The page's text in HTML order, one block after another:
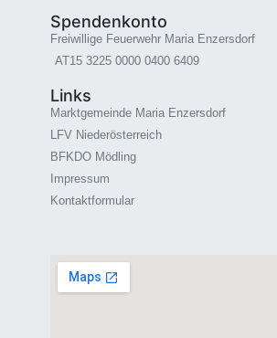
Spendenkonto
Freiwillige Feuerwehr Maria Enzersdorf
AT15 3225 0000 0400 6409
Links
Marktgemeinde Maria Enzersdorf
LFV Niederösterreich
BFKDO Mödling
Impressum
Kontaktformular